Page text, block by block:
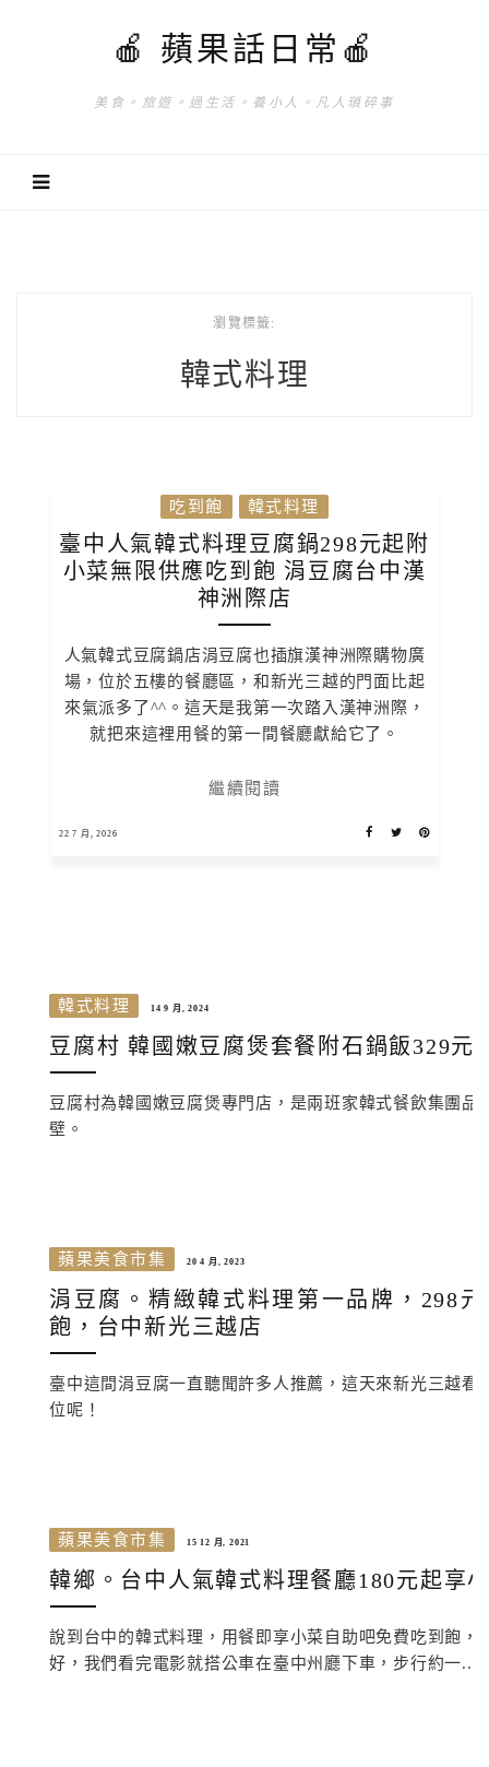
🍎 蘋果話日常🍎
美食。旅遊。過生活。養小人。凡人瑣碎事
瀏覽標籤:
韓式料理
吃到飽 韓式料理
臺中人氣韓式料理豆腐鍋298元起附
小菜無限供應吃到飽 涓豆腐台中漢
神洲際店
人氣韓式豆腐鍋店涓豆腐也插旗漢神洲際購物廣
場，位於五樓的餐廳區，和新光三越的門面比起
來氣派多了^^。這天是我第一次踏入漢神洲際，
就把來這裡用餐的第一間餐廳獻給它了。
繼續閱讀
22 7 月, 2026
韓式料理 14 9 月, 2024
豆腐村 韓國嫩豆腐煲套餐附石鍋飯329
豆腐村為韓國嫩豆腐煲專門店，是兩班家韓式餐飲集團
壁。
蘋果美食市集 20 4 月, 2023
涓豆腐。精緻韓式料理第一品牌，298
飽，台中新光三越店
臺中這間涓豆腐一直聽聞許多人推薦，這天來新光三越
位呢！
蘋果美食市集 15 12 月, 2021
韓鄉。台中人氣韓式料理餐廳180元起享
說到台中的韓式料理，用餐即享小菜自助吧免費吃到飽
好，我們看完電影就搭公車在臺中州廳下車，步行約一...